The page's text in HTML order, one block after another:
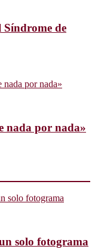
Síndrome de
nada por nada»
solo fotograma